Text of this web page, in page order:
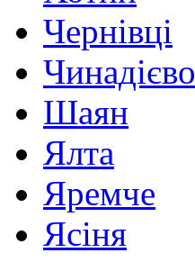
Чернівці
Чинадієво
Шаян
Ялта
Яремче
Ясіня